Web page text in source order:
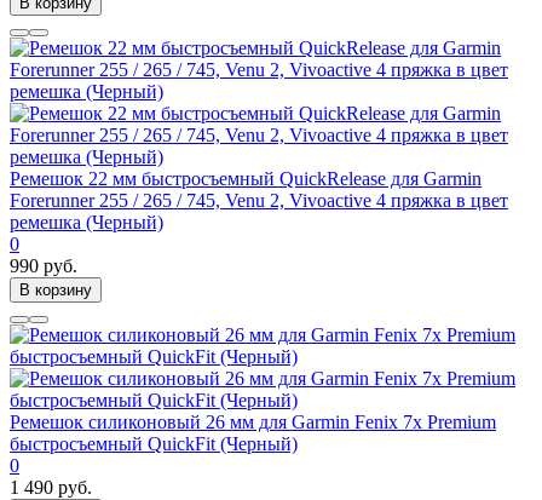
Ремешок 22 мм быстросъемный QuickRelease для Garmin
Forerunner 255 / 265 / 745, Venu 2, Vivoactive 4 пряжка в цвет
ремешка (Черный)
0
990 руб.
В корзину
Ремешок силиконовый 26 мм для Garmin Fenix 7x Premium
быстросъемный QuickFit (Черный)
0
1 490 руб.